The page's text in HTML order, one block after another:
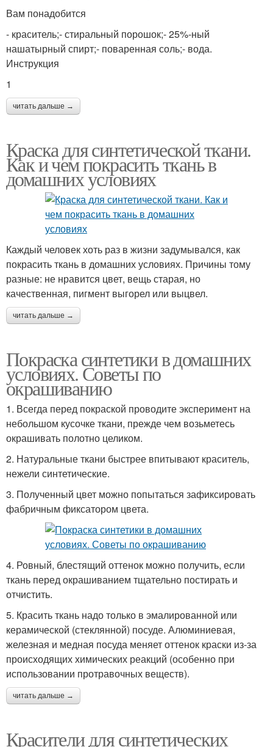
Вам понадобится
- краситель;- стиральный порошок;- 25%-ный
нашатырный спирт;- поваренная соль;- вода.
Инструкция
1
читать дальше →
Краска для синтетической ткани.
Как и чем покрасить ткань в
домашних условиях
Каждый человек хоть раз в жизни задумывался, как
покрасить ткань в домашних условиях. Причины тому
разные: не нравится цвет, вещь старая, но
качественная, пигмент выгорел или выцвел.
читать дальше →
Покраска синтетики в домашних
условиях. Советы по
окрашиванию
1. Всегда перед покраской проводите эксперимент на
небольшом кусочке ткани, прежде чем возьметесь
окрашивать полотно целиком.
2. Натуральные ткани быстрее впитывают краситель,
нежели синтетические.
3. Полученный цвет можно попытаться зафиксировать
фабричным фиксатором цвета.
4. Ровный, блестящий оттенок можно получить, если
ткань перед окрашиванием тщательно постирать и
отчистить.
5. Красить ткань надо только в эмалированной или
керамической (стеклянной) посуде. Алюминиевая,
железная и медная посуда меняет оттенок краски из-за
происходящих химических реакций (особенно при
использовании протравочных веществ).
читать дальше →
Красители для синтетических